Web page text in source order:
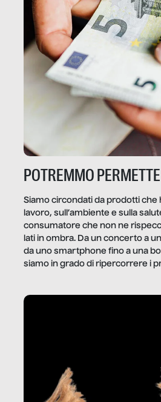
POTREMMO
Siamo circondati da prodotti che
lavoro, sull’ambiente e sulla
consumatore che non ne
lati in ombra. Da un concerto a
da uno smartphone fino a una
siamo in grado di ripercorrere i
dietro gli oggetti e i servizi che